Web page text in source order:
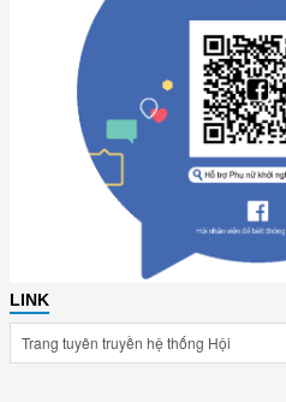
LINK